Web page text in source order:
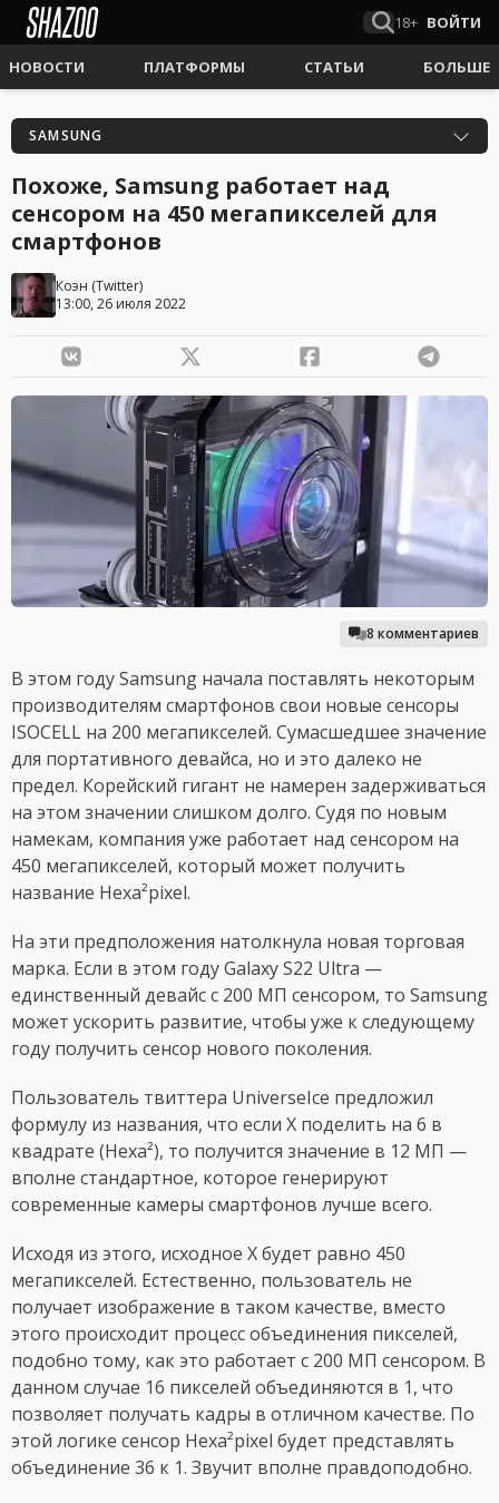
18+ ВОЙТИ
НОВОСТИ ПЛАТФОРМЫ СТАТЬИ БОЛЬШЕ
SAMSUNG
Похоже, Samsung работает над
сенсором на 450 мегапикселей для
смартфонов
Коэн (Twitter)
13:00, 26 июля 2022
8 комментариев
В этом году Samsung начала поставлять некоторым
производителям смартфонов свои новые сенсоры
ISOCELL на 200 мегапикселей. Сумасшедшее значение
для портативного девайса, но и это далеко не
предел. Корейский гигант не намерен задерживаться
на этом значении слишком долго. Судя по новым
намекам, компания уже работает над сенсором на
450 мегапикселей, который может получить
название Hexa²pixel.
На эти предположения натолкнула новая торговая
марка. Если в этом году Galaxy S22 Ultra —
единственный девайс с 200 МП сенсором, то Samsung
может ускорить развитие, чтобы уже к следующему
году получить сенсор нового поколения.
Пользователь твиттера UniverseIce предложил
формулу из названия, что если X поделить на 6 в
квадрате (Hexa²), то получится значение в 12 МП —
вполне стандартное, которое генерируют
современные камеры смартфонов лучше всего.
Исходя из этого, исходное X будет равно 450
мегапикселей. Естественно, пользователь не
получает изображение в таком качестве, вместо
этого происходит процесс объединения пикселей,
подобно тому, как это работает с 200 МП сенсором. В
данном случае 16 пикселей объединяются в 1, что
позволяет получать кадры в отличном качестве. По
этой логике сенсор Hexa²pixel будет представлять
объединение 36 к 1. Звучит вполне правдоподобно.